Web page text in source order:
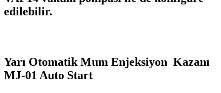
edilebilir.
Yarı Otomatik Mum Enjeksiyon Kazanı
MJ-01 Auto Start